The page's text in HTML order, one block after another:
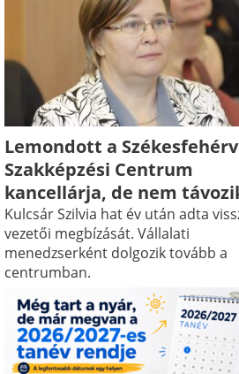
Lemondott a
Szakképzési Centrum
kancellárja, de nem
Kulcsár Szilvia hat év után adta
vezetői megbízását. Vállalati
menedzserként dolgozik tovább a
centrumban.